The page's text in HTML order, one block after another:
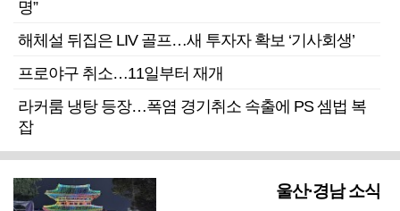
명”
해체설 뒤집은 LIV 골프…새 투자자 확보 ‘기사회생’
프로야구 취소…11일부터 재개
라커룸 냉탕 등장…폭염 경기취소 속출에 PS 셈법 복
잡
울산·경남 소식